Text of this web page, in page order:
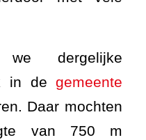
dergelijke
in degemeente
Daar mochten
van 750 m